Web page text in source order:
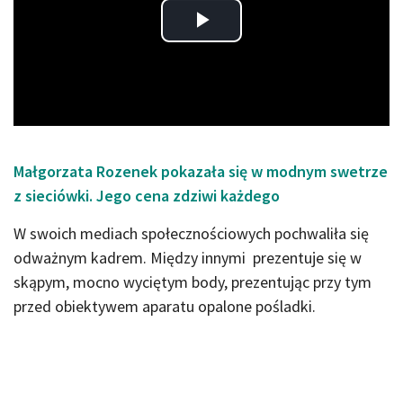
Play
Małgorzata Rozenek pokazała się w modnym swetrze
z sieciówki. Jego cena zdziwi każdego
W swoich mediach społecznościowych pochwaliła się
odważnym kadrem. Między innymi prezentuje się w
skąpym, mocno wyciętym body, prezentując przy tym
przed obiektywem aparatu opalone pośladki.